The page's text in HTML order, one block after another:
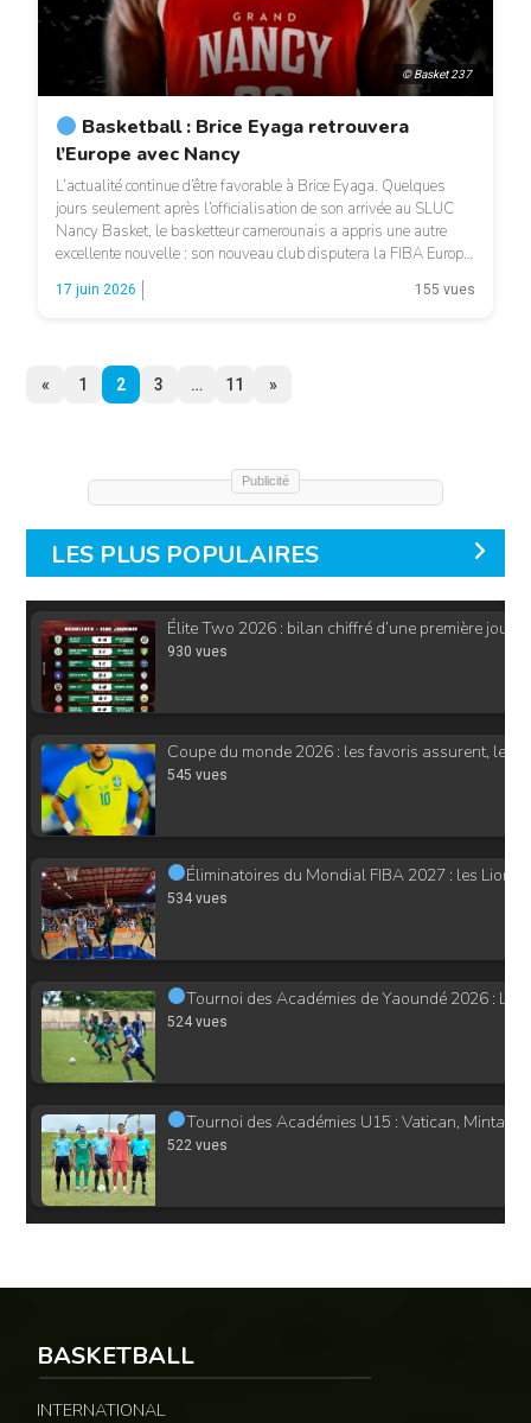
© Basket 237
Basketball : Brice Eyaga retrouvera
l’Europe avec Nancy
L’actualité continue d’être favorable à Brice Eyaga. Quelques
jours seulement après l’officialisation de son arrivée au SLUC
Nancy Basket, le basketteur camerounais a appris une autre
excellente nouvelle : son nouveau club disputera la FIBA Europe
Cup 2026-2027. KeLa participation de Nancy à la compétition
européenne a en effet été validée, marquant le retour […]
17 juin 2026 155 vues
« 1 2 3 … 11 »
Publicité
LES PLUS POPULAIRES
Élite Two 2026 : bilan chiffré d’une première
545 vues
534 vues
524 vues
522 vues
510 vues
BASKETBALL
INTERNATIONAL